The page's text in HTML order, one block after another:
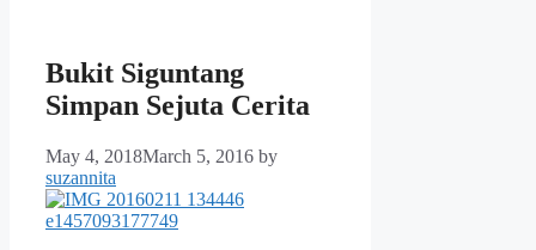
Bukit Siguntang
Simpan Sejuta Cerita
May 4, 2018March 5, 2016 by
suzannita